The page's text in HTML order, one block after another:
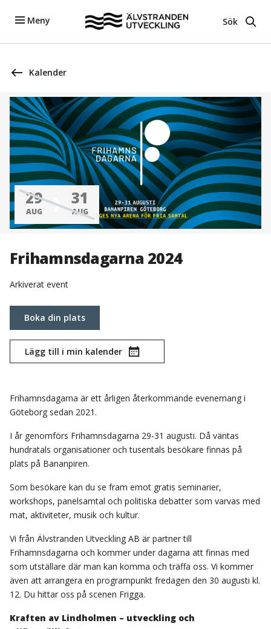
Meny Sök
Kalender
29
AUG
31
AUG
Frihamnsdagarna 2024
Arkiverat event
Boka din plats
Lägg till i min kalender
Frihamnsdagarna är ett årligen återkommande evenemang i
Göteborg sedan 2021.
I år genomförs Frihamnsdagarna 29-31 augusti. Då väntas
hundratals organisationer och tusentals besökare finnas på
plats på Bananpiren.
Som besökare kan du se fram emot gratis seminarier,
workshops, panelsamtal och politiska debatter som varvas med
mat, aktiviteter, musik och kultur.
Vi från Älvstranden Utveckling AB är partner till
Frihamnsdagarna och kommer under dagarna att finnas med
som utställare där man kan komma och träffa oss. Vi kommer
även att arrangera en programpunkt fredagen den 30 augusti kl.
12. Du hittar oss på scenen Frigga.
Kraften av Lindholmen – utveckling och